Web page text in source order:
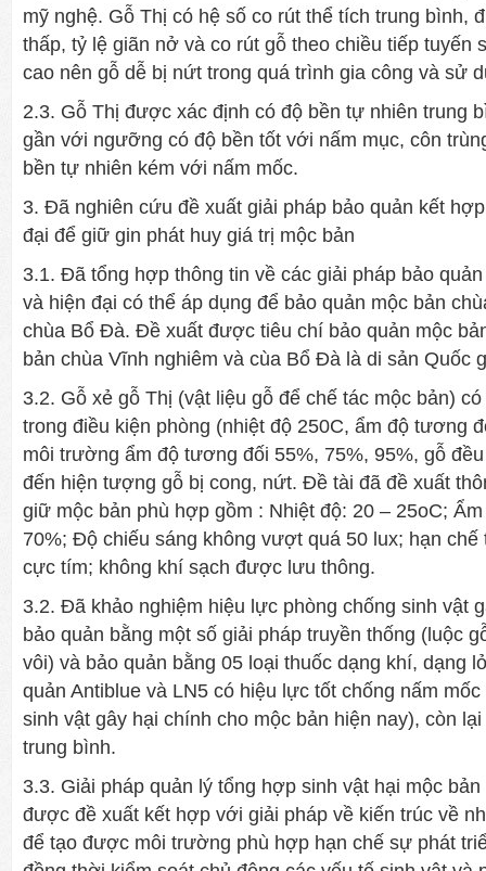
mỹ nghệ. Gỗ Thị có hệ số co rút thể tích trung bình,
thấp, tỷ lệ giãn nở và co rút gỗ theo chiều tiếp tuyến
cao nên gỗ dễ bị nứt trong quá trình gia công và sử
2.3. Gỗ Thị được xác định có độ bền tự nhiên trung
gần với ngưỡng có độ bền tốt với nấm mục, côn
bền tự nhiên kém với nấm mốc.
3. Đã nghiên cứu đề xuất giải pháp bảo quản kết
đại để giữ gin phát huy giá trị mộc bản
3.1. Đã tổng hợp thông tin về các giải pháp bảo
và hiện đại có thể áp dụng để bảo quản mộc bản
chùa Bổ Đà. Đề xuất được tiêu chí bảo quản mộc
bản chùa Vĩnh nghiêm và cùa Bổ Đà là di sản Quốc
3.2. Gỗ xẻ gỗ Thị (vật liệu gỗ để chế tác mộc bản)
trong điều kiện phòng (nhiệt độ 250C, ẩm độ tương
môi trường ẩm độ tương đối 55%, 75%, 95%, gỗ
đến hiện tượng gỗ bị cong, nứt. Đề tài đã đề xuất
giữ mộc bản phù hợp gồm : Nhiệt độ: 20 – 25oC;
70%; Độ chiếu sáng không vượt quá 50 lux; hạn
cực tím; không khí sạch được lưu thông.
3.2. Đã khảo nghiệm hiệu lực phòng chống sinh vật
bảo quản bằng một số giải pháp truyền thống (luộc
vôi) và bảo quản bằng 05 loại thuốc dạng khí, dạng
quản Antiblue và LN5 có hiệu lực tốt chống nấm
sinh vật gây hại chính cho mộc bản hiện nay), còn
trung bình.
3.3. Giải pháp quản lý tổng hợp sinh vật hại mộc
được đề xuất kết hợp với giải pháp về kiến trúc về
để tạo được môi trường phù hợp hạn chế sự phát